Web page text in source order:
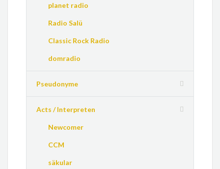
planet radio
Radio Salü
Classic Rock Radio
domradio
Pseudonyme
Acts / Interpreten
Newcomer
CCM
säkular